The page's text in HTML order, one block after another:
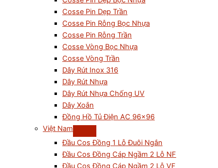
Cosse Pin Dẹp Trần
Cosse Pin Rỗng Bọc Nhựa
Cosse Pin Rỗng Trần
Cosse Vòng Bọc Nhựa
Cosse Vòng Trần
Dây Rút Inox 316
Dây Rút Nhựa
Dây Rút Nhựa Chống UV
Dây Xoắn
Đồng Hồ Tủ Điện AC 96×96
Việt Nam
Đầu Cos Đồng 1 Lỗ Đuôi Ngắn
Đầu Cos Đồng Cáp Ngầm 2 Lỗ NF
Đầu Cos Đồng Cáp Ngầm 2 Lỗ VF